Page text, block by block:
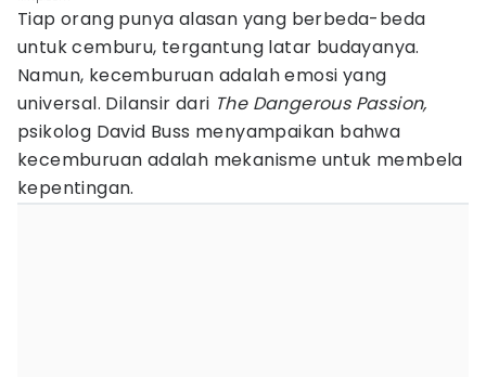
Tiap orang punya alasan yang berbeda-beda
untuk cemburu, tergantung latar budayanya.
Namun, kecemburuan adalah emosi yang
universal. Dilansir dari The Dangerous Passion,
psikolog David Buss menyampaikan bahwa
kecemburuan adalah mekanisme untuk membela
kepentingan.